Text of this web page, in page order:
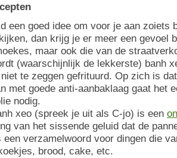
een goed idee om voor je aan zoiets
dan krijg je er meer een gevoel
maar ook die van de
(waarschijnlijk de lekkerste) banh
te zeggen gefrituurd. Op zich is
met goede anti-aanbaklaag gaat het
nodig.
xeo (spreek je uit als C-jo) is een
van het sissende geluid dat de
een verzamelwoord voor dingen die
brood, cake, etc.